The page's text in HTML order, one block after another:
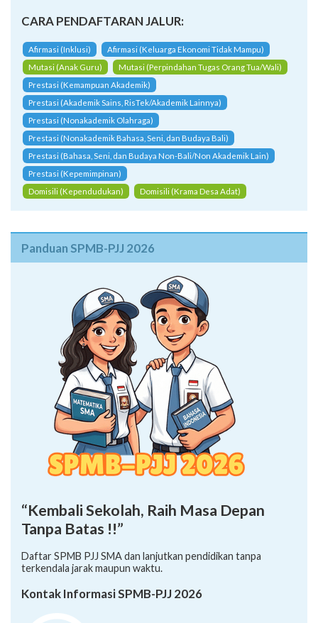
CARA PENDAFTARAN JALUR:
Afirmasi (Inklusi)
Afirmasi (Keluarga Ekonomi Tidak Mampu)
Mutasi (Anak Guru)
Mutasi (Perpindahan Tugas Orang Tua/Wali)
Prestasi (Kemampuan Akademik)
Prestasi (Akademik Sains, RisTek/Akademik Lainnya)
Prestasi (Nonakademik Olahraga)
Prestasi (Nonakademik Bahasa, Seni, dan Budaya Bali)
Prestasi (Bahasa, Seni, dan Budaya Non-Bali/Non Akademik Lain)
Prestasi (Kepemimpinan)
Domisili (Kependudukan)
Domisili (Krama Desa Adat)
Panduan SPMB-PJJ 2026
“Kembali Sekolah, Raih Masa Depan
Tanpa Batas !!”
Daftar SPMB PJJ SMA dan lanjutkan pendidikan tanpa
terkendala jarak maupun waktu.
Kontak Informasi SPMB-PJJ 2026